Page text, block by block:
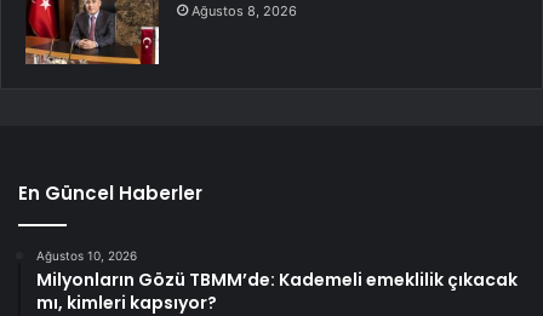
Ağustos 8, 2026
En Güncel Haberler
Ağustos 10, 2026
Milyonların Gözü TBMM’de: Kademeli emeklilik çıkacak
mı, kimleri kapsıyor?